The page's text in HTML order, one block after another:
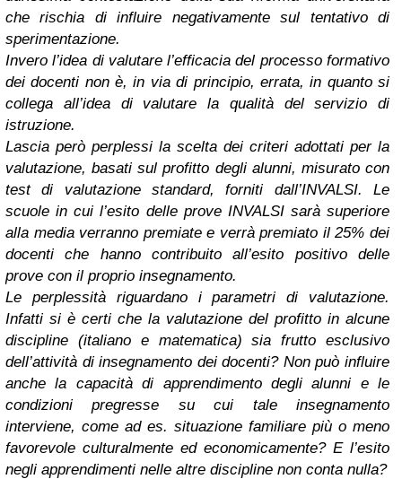
che rischia di influire negativamente sul tentativo di
sperimentazione.
Invero l’idea di valutare l’efficacia del processo formativo
dei docenti non è, in via di principio, errata, in quanto si
collega all’idea di valutare la qualità del servizio di
istruzione.
Lascia però perplessi la scelta dei criteri adottati per la
valutazione, basati sul profitto degli alunni, misurato con
test di valutazione standard, forniti dall’INVALSI. Le
scuole in cui l’esito delle prove INVALSI sarà superiore
alla media verranno premiate e verrà premiato il 25% dei
docenti che hanno contribuito all’esito positivo delle
prove con il proprio insegnamento.
Le perplessità riguardano i parametri di valutazione.
Infatti si è certi che la valutazione del profitto in alcune
discipline (italiano e matematica) sia frutto esclusivo
dell’attività di insegnamento dei docenti? Non può influire
anche la capacità di apprendimento degli alunni e le
condizioni pregresse su cui tale insegnamento
interviene, come ad es. situazione familiare più o meno
favorevole culturalmente ed economicamente? E l’esito
negli apprendimenti nelle altre discipline non conta nulla?